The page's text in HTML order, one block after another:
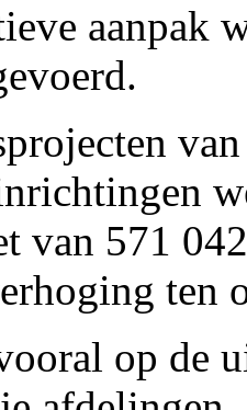
aanpak
van 571
ten
op de